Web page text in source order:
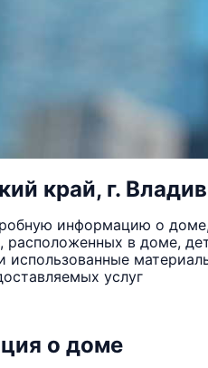
край, г.
информацию о
расположенных в доме,
использованные
услуг
о доме